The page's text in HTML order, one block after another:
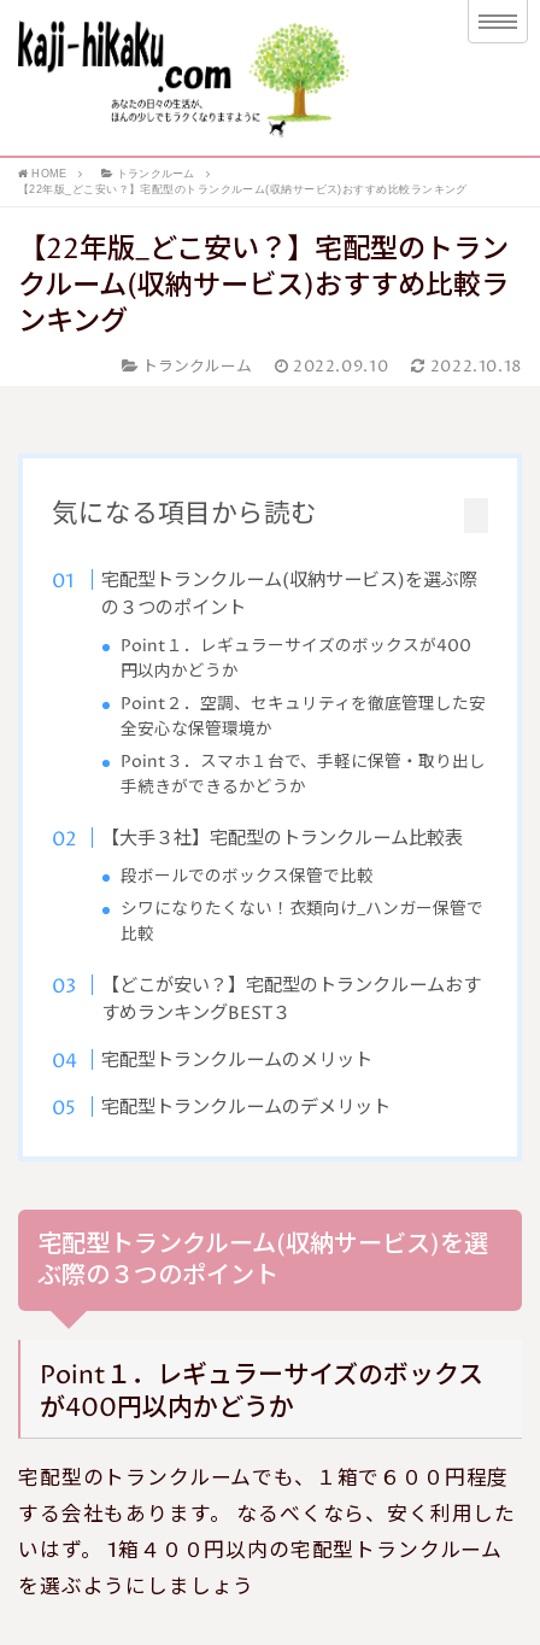
HOME
トランクルーム
【22年版_どこ安い？】宅配型のトランクルーム(収納サービス)おすすめ比較ランキング
【22年版_どこ安い？】宅配型のトラン
クルーム(収納サービス)おすすめ比較ラ
ンキング
トランクルーム 2022.09.10 2022.10.18
気になる項目から読む
宅配型トランクルーム(収納サービス)を選ぶ際
の３つのポイント
Point１．レギュラーサイズのボックスが400
円以内かどうか
Point２．空調、セキュリティを徹底管理した安
全安心な保管環境か
Point３．スマホ１台で、手軽に保管・取り出し
手続きができるかどうか
【大手３社】宅配型のトランクルーム比較表
段ボールでのボックス保管で比較
シワになりたくない！衣類向け_ハンガー保管で
比較
【どこが安い？】宅配型のトランクルームおす
すめランキングBEST３
宅配型トランクルームのメリット
宅配型トランクルームのデメリット
宅配型トランクルーム(収納サービス)を選
ぶ際の３つのポイント
Point１．レギュラーサイズのボックス
が400円以内かどうか
宅配型のトランクルームでも、１箱で６００円程度
する会社もあります。 なるべくなら、安く利用した
いはず。 1箱４００円以内の宅配型トランクルーム
を選ぶようにしましょう